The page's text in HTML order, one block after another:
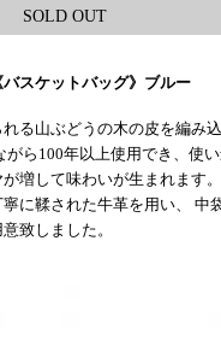
SOLD OUT
スケットバッグ》ブルー
る山ぶどうの木の皮を編み
がら100年以上使用でき、使
増して味わいが生まれます
に鞣された牛革を用い、 中
致しました。